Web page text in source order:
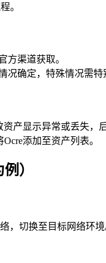
。
方渠道获取。
况确定，特殊情况需特
产显示异常或丢失，
添加至资产列表。
）
，切换至目标网络环境